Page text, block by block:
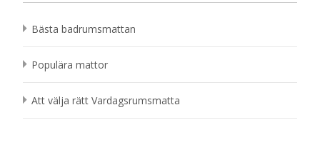
Bästa badrumsmattan
Populära mattor
Att välja rätt Vardagsrumsmatta